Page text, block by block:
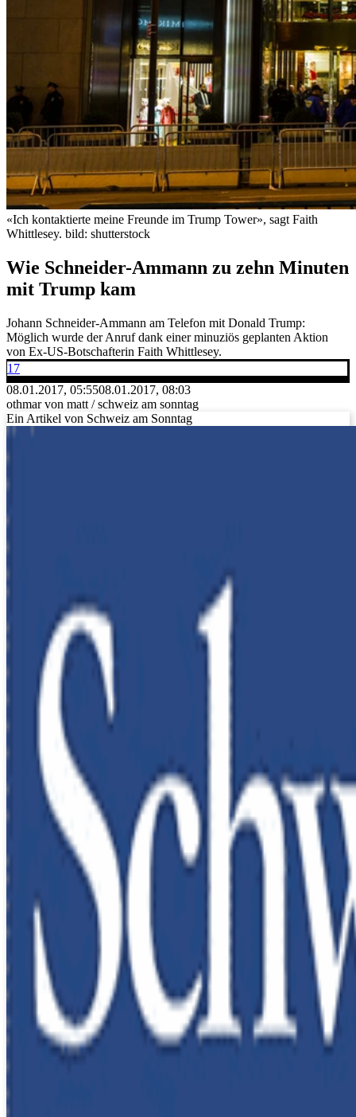
«Ich kontaktierte meine Freunde im Trump Tower», sagt Faith
Whittlesey. bild: shutterstock
Wie Schneider-Ammann zu zehn Minuten
mit Trump kam
Johann Schneider-Ammann am Telefon mit Donald Trump:
Möglich wurde der Anruf dank einer minuziös geplanten Aktion
von Ex-US-Botschafterin Faith Whittlesey.
17
08.01.2017, 05:5508.01.2017, 08:03
othmar von matt / schweiz am sonntag
Ein Artikel von Schweiz am Sonntag